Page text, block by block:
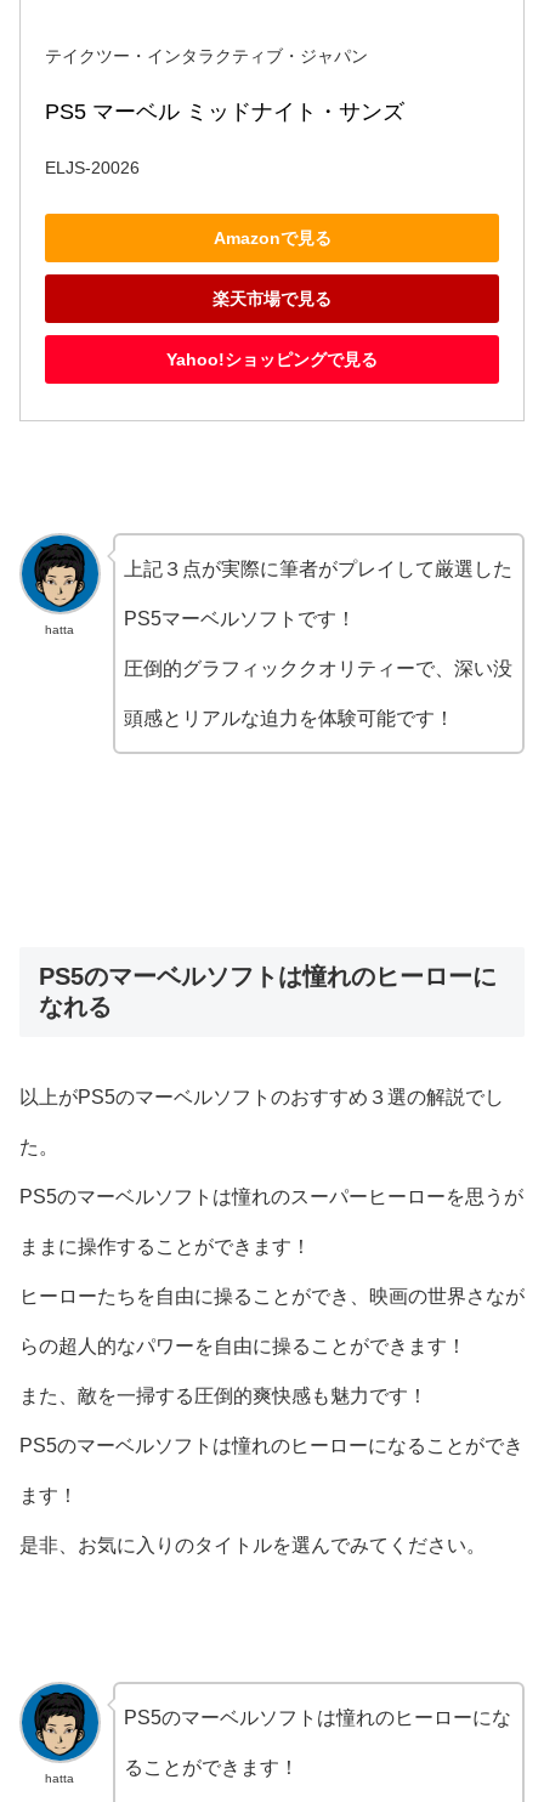
テイクツー・インタラクティブ・ジャパン
PS5 マーベル ミッドナイト・サンズ
ELJS-20026
Amazonで見る
楽天市場で見る
Yahoo!ショッピングで見る
hatta
上記３点が実際に筆者がプレイして厳選した
PS5マーベルソフトです！
圧倒的グラフィッククオリティーで、深い没
頭感とリアルな迫力を体験可能です！
PS5のマーベルソフトは憧れのヒーローに
なれる
以上がPS5のマーベルソフトのおすすめ３選の解説でし
た。
PS5のマーベルソフトは憧れのスーパーヒーローを思うが
ままに操作することができます！
ヒーローたちを自由に操ることができ、映画の世界さなが
らの超人的なパワーを自由に操ることができます！
また、敵を一掃する圧倒的爽快感も魅力です！
PS5のマーベルソフトは憧れのヒーローになることができ
ます！
是非、お気に入りのタイトルを選んでみてください。
hatta
PS5のマーベルソフトは憧れのヒーローにな
ることができます！